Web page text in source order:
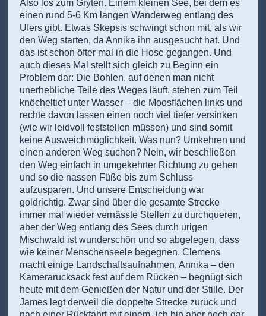
Also los zum Gryten. Einem kleinen See, bei dem es
einen rund 5-6 Km langen Wanderweg entlang des
Ufers gibt. Etwas Skepsis schwingt schon mit, als wir
den Weg starten, da Annika ihn ausgesucht hat. Und
das ist schon öfter mal in die Hose gegangen. Und
auch dieses Mal stellt sich gleich zu Beginn ein
Problem dar: Die Bohlen, auf denen man nicht
unerhebliche Teile des Weges läuft, stehen zum Teil
knöcheltief unter Wasser – die Moosflächen links und
rechte davon lassen einen noch viel tiefer versinken
(wie wir leidvoll feststellen müssen) und sind somit
keine Ausweichmöglichkeit. Was nun? Umkehren und
einen anderen Weg suchen? Nein, wir beschließen
den Weg einfach in umgekehrter Richtung zu gehen
und so die nassen Füße bis zum Schluss
aufzusparen. Und unsere Entscheidung war
goldrichtig. Zwar sind über die gesamte Strecke
immer mal wieder vernässte Stellen zu durchqueren,
aber der Weg entlang des Sees durch urigen
Mischwald ist wunderschön und so abgelegen, dass
wie keiner Menschenseele begegnen. Clemens
macht einige Landschaftsaufnahmen, Annika – den
Kamerarucksack fest auf dem Rücken – begnügt sich
heute mit dem Genießen der Natur und der Stille. Der
James legt derweil die doppelte Strecke zurück und